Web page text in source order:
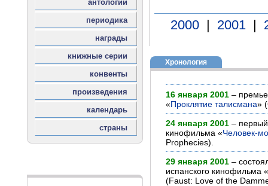
Хронология
16 января 2001 –
«Проклятие талисмана»
24 января 2001 –
кинофильма «Человек-
Prophecies).
29 января 2001 –
испанского кинофильма «
(Faust: Love of the